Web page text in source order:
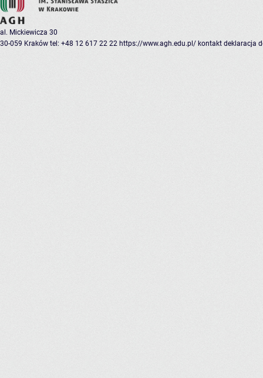
al. Mickiewicza 30
30-059 Kraków tel: +48 12 617 22 22 https://www.agh.edu.pl/ kontakt deklaracja